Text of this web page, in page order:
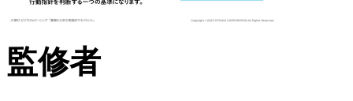
監修者